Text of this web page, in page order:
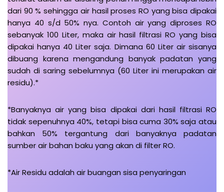
dari 90 % sehingga air hasil proses RO yang bisa dipakai
hanya 40 s/d 50% nya. Contoh air yang diproses RO
sebanyak 100 Liter, maka air hasil filtrasi RO yang bisa
dipakai hanya 40 Liter saja. Dimana 60 Liter air sisanya
dibuang karena mengandung banyak padatan yang
sudah di saring sebelumnya (60 Liter ini merupakan air
residu).*
*Banyaknya air yang bisa dipakai dari hasil filtrasi RO
tidak sepenuhnya 40%, tetapi bisa cuma 30% saja atau
bahkan 50% tergantung dari banyaknya padatan
sumber air bahan baku yang akan di filter RO.
*Air Residu adalah air buangan sisa penyaringan